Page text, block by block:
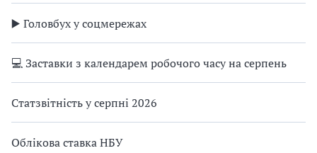
▶️ Головбух у соцмережах
💻 Заставки з календарем робочого часу на серпень
Статзвітність у серпні 2026
Облікова ставка НБУ